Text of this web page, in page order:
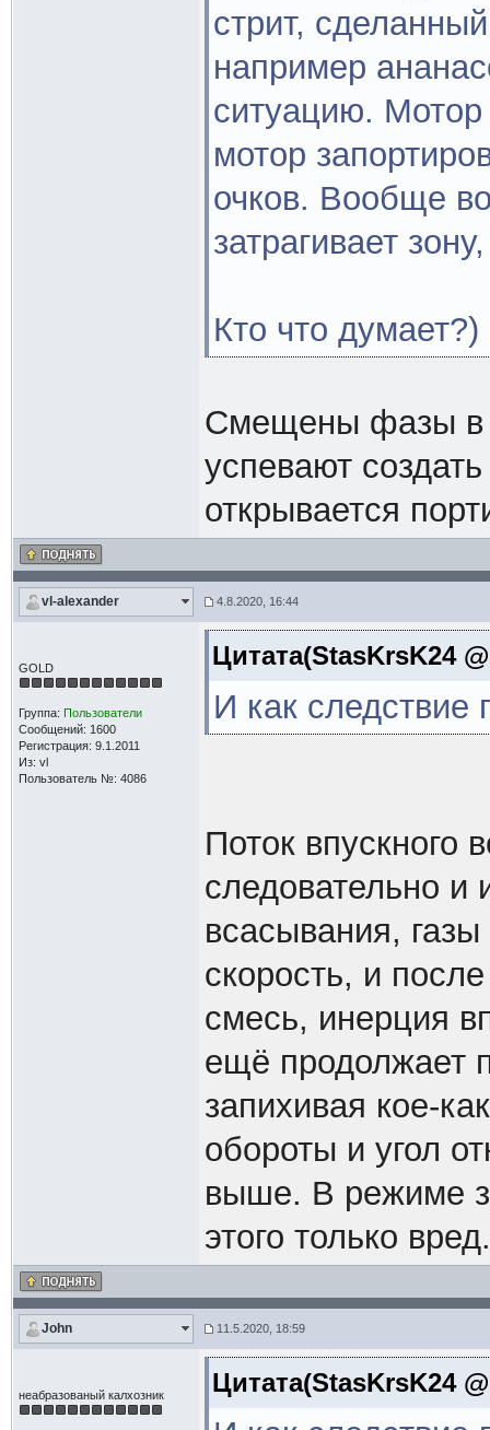
стрит,
например
ситуацию. Мотор
мотор
очков. Вообще
затрагивает
Кто что думает?)
Смещены фазы в
успевают
открывается
vl-alexander 4.8.2020, 16:44
GOLD
Группа: Пользователи
Сообщений: 1600
Регистрация: 9.1.2011
Из: vl
Пользователь №: 4086
Цитата(StasKrsK24
И как следствие
Поток впускного
следовательно и
всасывания,
скорость, и
смесь, инерция
ещё продолжает
запихивая кое-
обороты и угол
выше. В режиме
этого только вред.
John 11.5.2020, 18:59
неабразованый калхозник Цитата(StasKrsK24